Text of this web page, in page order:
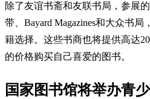
除了友谊书斋和友联书局，参展
带、Bayard Magazines和大众书
籍选择。这些书商也将提供高达
的价格购买自己喜爱的图书。
国家图书馆将举办青